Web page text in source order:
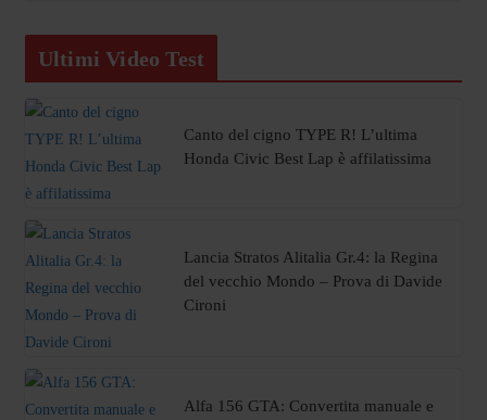
Ultimi Video Test
Canto del cigno TYPE R! L’ultima
Honda Civic Best Lap è affilatissima
Lancia Stratos Alitalia Gr.4: la Regina
del vecchio Mondo – Prova di Davide
Cironi
Alfa 156 GTA: Convertita manuale e